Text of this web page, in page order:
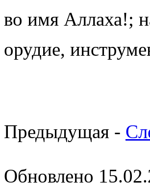
во имя Аллаха!;
орудие,
Предыдущая -
Обновлено